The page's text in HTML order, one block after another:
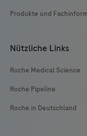
Produkte und
Nützliche Links
Roche Medical Science
Roche Pipeline
Roche in Deutschland